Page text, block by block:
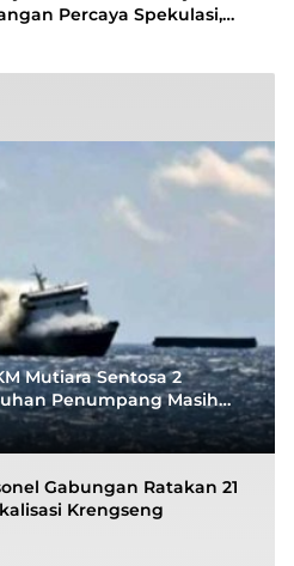
Percaya Spekulasi,
Data Terus
Mutiara Sentosa 2
Penumpang Masih
Evakuasi
Gabungan Ratakan 21
Krengseng